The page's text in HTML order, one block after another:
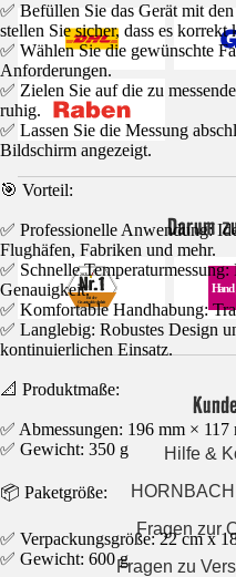
✅ Befüllen Sie das Gerät mit
stellen Sie sicher, dass es korrekt
✅ Wählen Sie die gewünschte
Anforderungen.
✅ Zielen Sie auf die zu
ruhig.
✅ Lassen Sie die Messung
Bildschirm angezeigt.
🎯 Vorteil:
✅ Professionelle Anwendung:
Flughäfen, Fabriken und mehr.
✅ Schnelle
Genauigkeit.
✅ Komfortable Handhabung:
✅ Langlebig: Robustes Design
kontinuierlichen Einsatz.
📐 Produktmaße:
✅ Abmessungen: 196 mm ×
✅ Gewicht: 350 g
📦 Paketgröße:
✅ Verpackungsgröße: 22 cm x
✅ Gewicht: 600 g
Darum
Hilfe &
Fragen zur
Fragen zu